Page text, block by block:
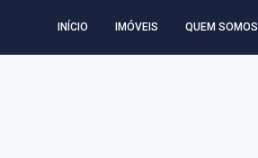
INÍCIO IMÓVEIS QUEM SOMOS